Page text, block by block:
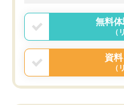
言う事で講師変更の申し
まりに短期での変更だっ
う事にして退会しました
戻せ、授業内容や講師の
と思います。
無料
（
資
（